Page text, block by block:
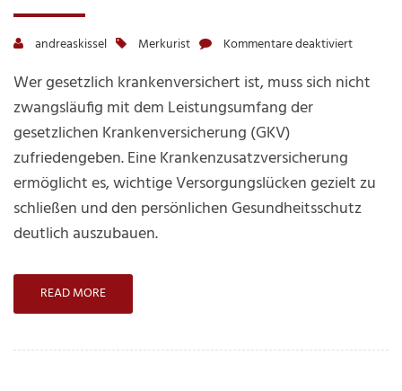
andreaskissel Merkurist Kommentare deaktiviert
Wer gesetzlich krankenversichert ist, muss sich nicht
zwangsläufig mit dem Leistungsumfang der
gesetzlichen Krankenversicherung (GKV)
zufriedengeben. Eine Krankenzusatzversicherung
ermöglicht es, wichtige Versorgungslücken gezielt zu
schließen und den persönlichen Gesundheitsschutz
deutlich auszubauen.
READ MORE